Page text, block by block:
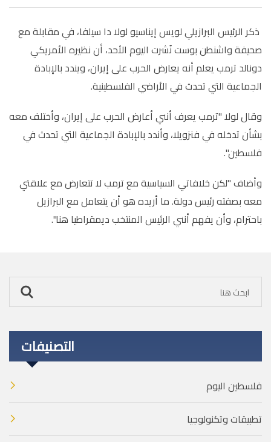
ذكر الرئيس البرازيلي ⁠لويس إيناسيو ⁠لولا دا سيلفا، في مقابلة مع
صحيفة واشنطن بوست ⁠نُشرت اليوم الأحد، أن نظيره الأمريكي
دونالد ترمب يعلم ⁠أنه يعارض الحرب على إيران، ويندد بالإبادة
الجماعية التي تحدث في الأراضي الفلسطينية.
وقال لولا "ترمب يعرف أنني أعارض الحرب على إيران، وأختلف معه
بشأن تدخله ⁠في فنزويلا، وأندد بالإبادة الجماعية التي ⁠تحدث في
فلسطين".
وأضاف "لكن خلافاتي ⁠السياسية مع ترمب لا تتعارض مع علاقتي
معه بصفته رئيس دولة. ما أريده ‌هو أن يتعامل مع البرازيل
باحترام، وأن يفهم أنني الرئيس ‌المنتخب ‌ديمقراطيا هنا".
التصنيفات
فلسطين اليوم
تطبيقات وتكنولوجيا